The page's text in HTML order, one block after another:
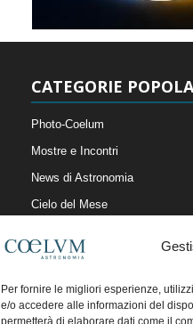
Per fornire le migliori esperienze,
e/o accedere alle informazioni del
permetterà di elaborare dati come il
CATEGORIE
Photo-Coelum
Mostre e Incontri
News di Astronomia
Cielo del Mese
Articoli e Risorse On-Line
Il Blog della Redazione